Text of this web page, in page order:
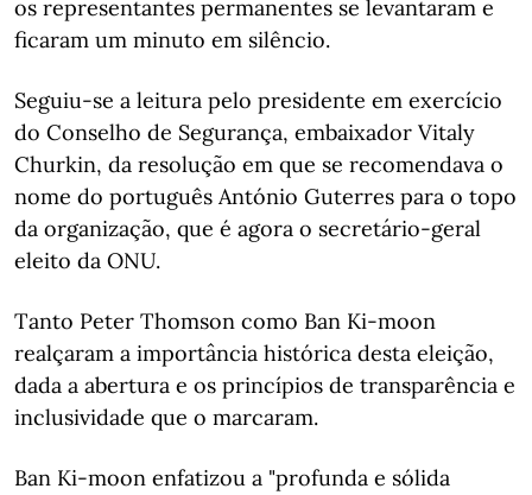
os representantes permanentes se levantaram e
ficaram um minuto em silêncio.
Seguiu-se a leitura pelo presidente em exercício
do Conselho de Segurança, embaixador Vitaly
Churkin, da resolução em que se recomendava o
nome do português António Guterres para o topo
da organização, que é agora o secretário-geral
eleito da ONU.
Tanto Peter Thomson como Ban Ki-moon
realçaram a importância histórica desta eleição,
dada a abertura e os princípios de transparência e
inclusividade que o marcaram.
Ban Ki-moon enfatizou a "profunda e sólida